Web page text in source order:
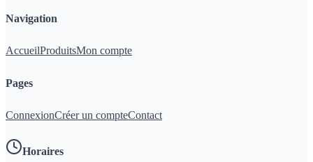
Navigation
AccueilProduitsMon compte
Pages
ConnexionCréer un compteContact
Horaires